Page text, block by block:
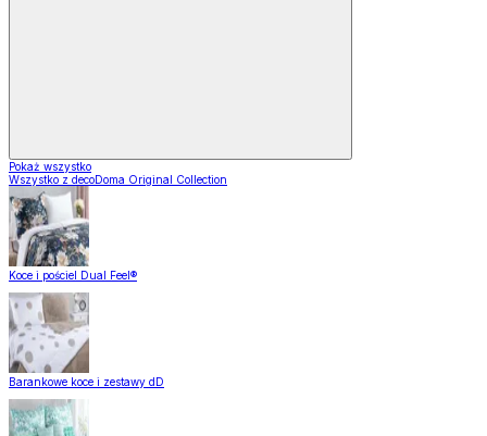
Pokaż wszystko
Wszystko z decoDoma Original Collection
Koce i pościel Dual Feel®
Barankowe koce i zestawy dD